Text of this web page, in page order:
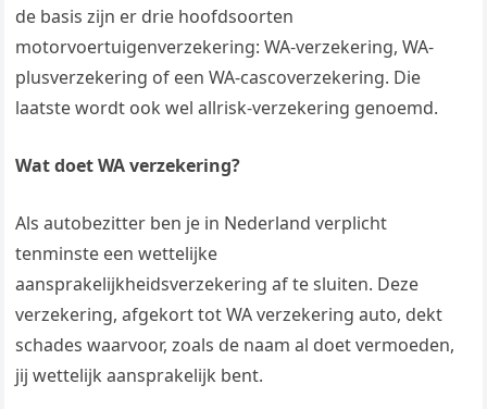
de basis zijn er drie hoofdsoorten
motorvoertuigenverzekering: WA-verzekering, WA-
plusverzekering of een WA-cascoverzekering. Die
laatste wordt ook wel allrisk-verzekering genoemd.
Wat doet WA verzekering?
Als autobezitter ben je in Nederland verplicht
tenminste een wettelijke
aansprakelijkheidsverzekering af te sluiten. Deze
verzekering, afgekort tot WA verzekering auto, dekt
schades waarvoor, zoals de naam al doet vermoeden,
jij wettelijk aansprakelijk bent.